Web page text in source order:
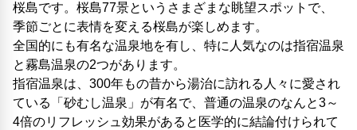
桜島です。桜島77景というさまざまな眺望スポットで、
季節ごとに表情を変える桜島が楽しめます。
全国的にも有名な温泉地を有し、特に人気なのは指宿温泉
と霧島温泉の2つがあります。
指宿温泉は、300年もの昔から湯治に訪れる人々に愛され
ている「砂むし温泉」が有名で、普通の温泉のなんと3～
4倍のリフレッシュ効果があると医学的に結論付けられて